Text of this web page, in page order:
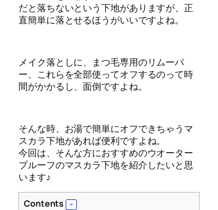
だと落ちないという下地がありますが、正
直簡単に落とせるほうがいいですよね。
メイク落としに、まつ毛専用のリムーバ
ー、これらを全部使ってオフするのって時
間がかかるし、面倒ですよね。
そんな時、お湯で簡単にオフできちゃうマ
スカラ下地があれば便利ですよね。
今回は、そんな方におすすめのウオーター
プルーフのマスカラ下地を紹介したいと思
います♪
Contents